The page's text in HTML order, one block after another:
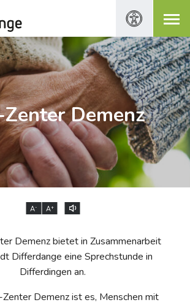
Demenz
A- A+
Demenz bietet in Zusammenarbeit
Differdange eine Sprechstunde in
Differdingen an.
Demenz ist es, Menschen mit